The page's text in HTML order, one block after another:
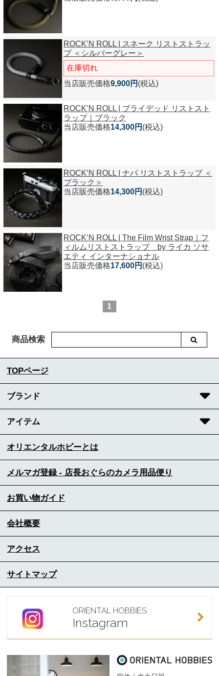
ROCK’N ROLL | スネーク リストストラッ
プ ＜シルバーグレー＞
在庫切れ
当店販売価格9,900円 (税込)
ROCK’N ROLL | ブライデッド リストスト
ラップ｜ブラック
当店販売価格14,300円 (税込)
ROCK’N ROLL | ナパ リストストラップ ＜
ブラック＞
当店販売価格14,300円 (税込)
ROCK’N ROLL | The Film Wrist Strap｜フ
ィルムリストストラップ by ライカ ソサ
エティ インターナショナル
当店販売価格17,600円 (税込)
1
商品検索
TOPページ
ブランド
アイテム
オリエンタルホビーとは
メルマガ登録 - 店長おぐらのカメラ用品便り
お買い物ガイド
会社概要
アクセス
サイトマップ
ORIENTAL HOBBIES
Instagram